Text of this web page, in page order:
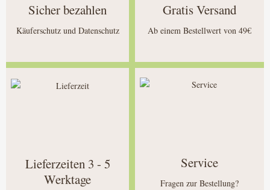
Sicher bezahlen
Käuferschutz und Datenschutz
Gratis Versand
Ab einem Bestellwert von 49€
Lieferzeiten 3 - 5
Werktage
Service
Fragen zur Bestellung?